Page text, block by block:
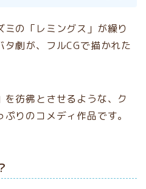
の「レミングス」が繰り
劇が、フルCGで描かれた
彷彿とさせるような、ク
りのコメディ作品です。